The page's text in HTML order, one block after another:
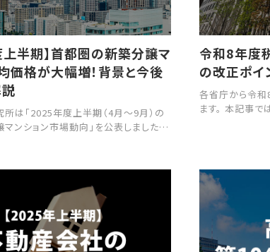
半期】首都圏の新築分譲マ
価格が大幅増！背景と今後
は「2025年度上半期（4月～9月）の
ンション市場動向」を公表しました。
令和8年度
の改正ポイ
各省庁から令
ます。 本記事